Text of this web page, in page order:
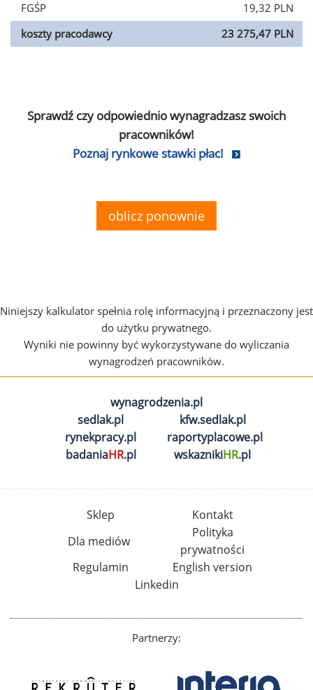
FGŚP
19,32 PLN
koszty pracodawcy
23 275,47 PLN
Sprawdź czy odpowiednio wynagradzasz swoich
pracowników!
Poznaj rynkowe stawki płac!
oblicz ponownie
Niniejszy kalkulator spełnia rolę informacyjną i przeznaczony jest
do użytku prywatnego.
Wyniki nie powinny być wykorzystywane do wyliczania
wynagrodzeń pracowników.
wynagrodzenia.pl
sedlak.pl
kfw.sedlak.pl
rynekpracy.pl
raportyplacowe.pl
badaniaHR.pl wskaznikiHR.pl
Sklep
Kontakt
Dla mediów
Polityka
prywatności
Regulamin
English version
Linkedin
Partnerzy: